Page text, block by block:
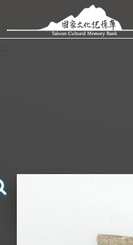
跳到主要內容區塊